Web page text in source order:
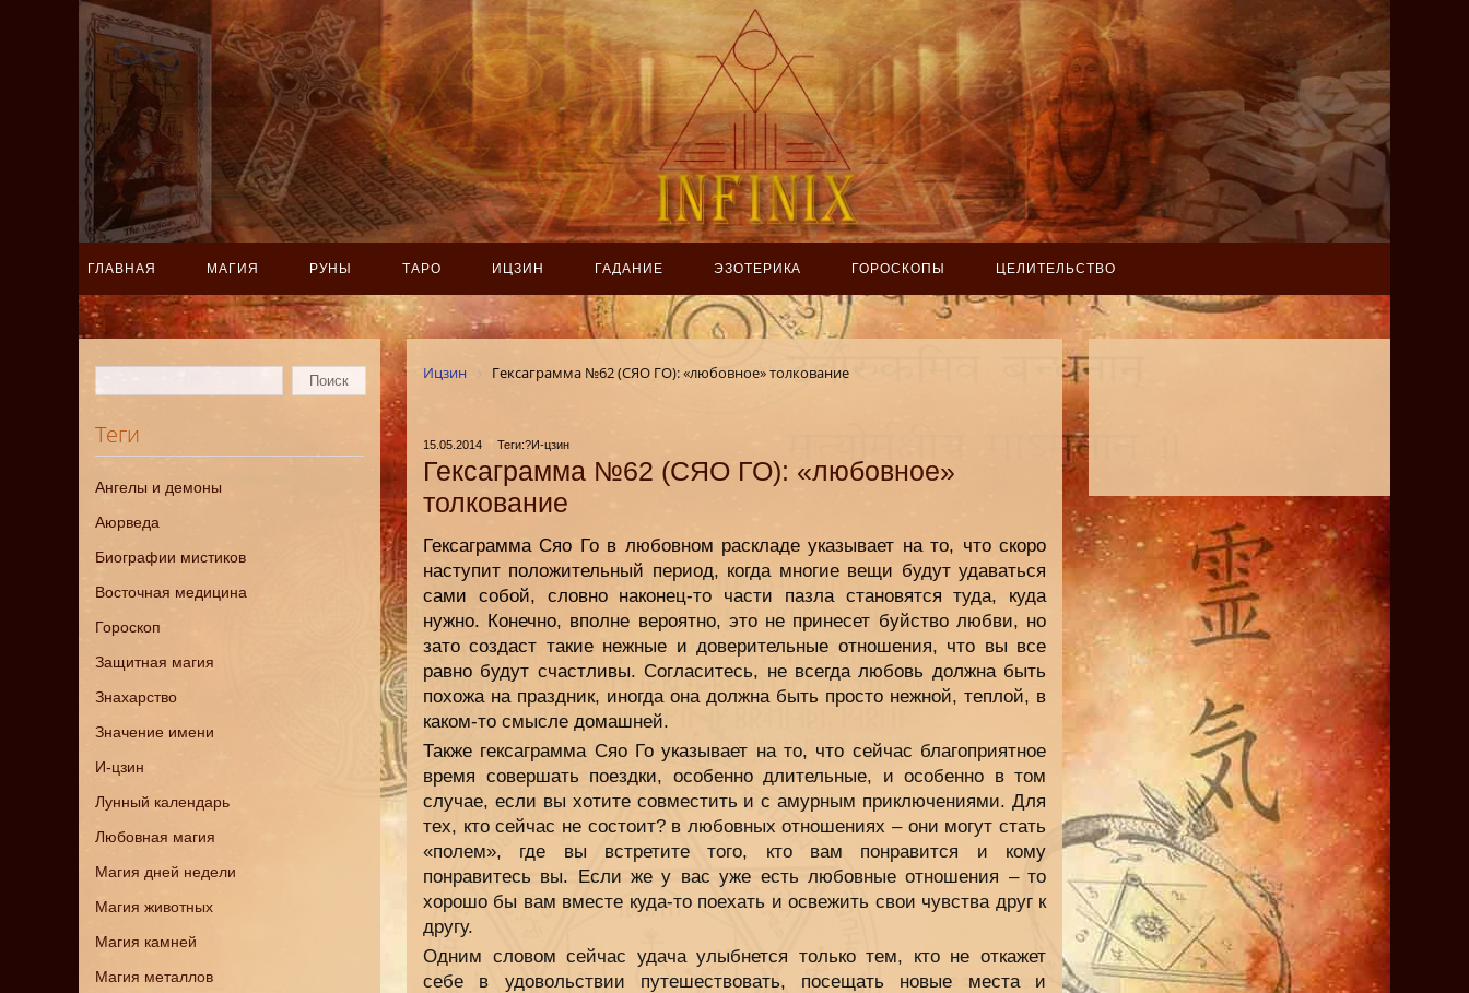
ГЛАВНАЯ МАГИЯ РУНЫ ТАРО ИЦЗИН ГАДАНИЕ ЭЗОТЕРИКА ГОРОСКОПЫ ЦЕЛИТЕЛЬСТВО
Теги
Ангелы и демоны
Аюрведа
Биографии мистиков
Восточная медицина
Гороскоп
Защитная магия
Знахарство
Значение имени
И-цзин
Лунный календарь
Любовная магия
Магия дней недели
Магия животных
Магия камней
Магия металлов
Ицзин Гексаграмма №62 (СЯО ГО): «любовное» толкование
15.05.2014 Теги:?И-цзин
Гексаграмма №62 (СЯО ГО): «любовное»
толкование
Гексаграмма Сяо Го в любовном раскладе указывает на то, что скоро
наступит положительный период, когда многие вещи будут удаваться
сами собой, словно наконец-то части пазла становятся туда, куда
нужно. Конечно, вполне вероятно, это не принесет буйство любви, но
зато создаст такие нежные и доверительные отношения, что вы все
равно будут счастливы. Согласитесь, не всегда любовь должна быть
похожа на праздник, иногда она должна быть просто нежной, теплой, в
каком-то смысле домашней.
Также гексаграмма Сяо Го указывает на то, что сейчас благоприятное
время совершать поездки, особенно длительные, и особенно в том
случае, если вы хотите совместить и с амурным приключениями. Для
тех, кто сейчас не состоит? в любовных отношениях – они могут стать
«полем», где вы встретите того, кто вам понравится и кому
понравитесь вы. Если же у вас уже есть любовные отношения – то
хорошо бы вам вместе куда-то поехать и освежить свои чувства друг к
другу.
Одним словом сейчас удача улыбнется только тем, кто не откажет
себе в удовольствии путешествовать, посещать новые места и